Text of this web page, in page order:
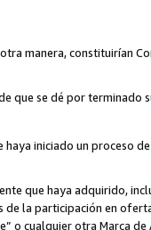
manera, constituirían
que se dé por terminado
iniciado un proceso
que haya adquirido,
de la participación en
o cualquier otra Marca